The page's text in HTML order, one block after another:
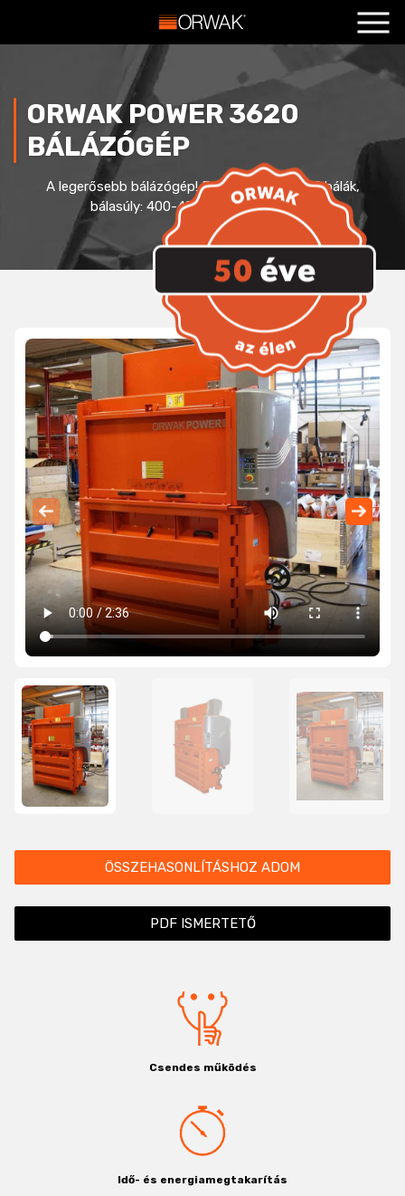
Szolgáltatások
+
Kapcsolat
ORWAK POWER 3620
BÁLÁZÓGÉP
A legerősebb bálázógép! Euro-raklap méretű bálák,
bálasúly: 400-450 kg (hullámkarton)
ÖSSZEHASONLÍTÁSHOZ ADOM
PDF ISMERTETŐ
Csendes működés
Idő- és energiamegtakarítás